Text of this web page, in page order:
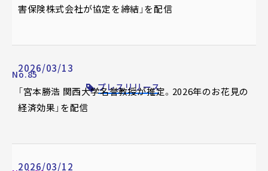
害保険株式会社が協定を締結」を配信
2026/03/13
No.85
プレスリリース
「宮本勝浩 関西大学名誉教授が推定。2026年のお花見の
経済効果」を配信
2026/03/12